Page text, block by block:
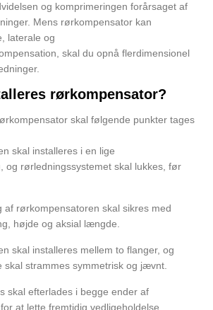
og komprimeringen forårsaget af
Mens rørkompensator kan
laterale og
skal du opnå flerdimensionel
rørkompensator?
skal følgende punkter tages
skal installeres i en lige
og rørledningssystemet skal lukkes, før
af rørkompensatoren skal sikres med
højde og aksial længde.
skal installeres mellem to flanger, og
skal strammes symmetrisk og jævnt.
skal efterlades i begge ender af
at lette fremtidig vedligeholdelse,